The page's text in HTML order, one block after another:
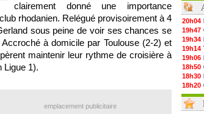
clairement donné une importance
rhodanien. Relégué provisoirement à 4
sous peine de voir ses chances se
à domicile par Toulouse(2-2) et
maintenir leur rythme de croisière à
Ligue 1).
emplacement publicitaire
20h04
19h47
19h34
19h14
19h06
18h50
18h30
18h20
17h58
17h47